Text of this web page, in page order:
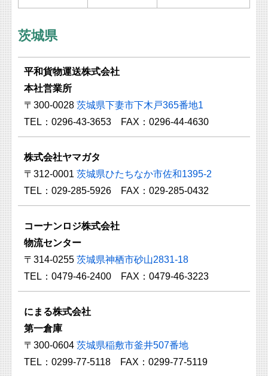
茨城県
平和貨物運送株式会社
本社営業所
〒300-0028 茨城県下妻市下木戸365番地1
TEL：0296-43-3653 FAX：0296-44-4630
株式会社ヤマガタ
〒312-0001 茨城県ひたちなか市佐和1395-2
TEL：029-285-5926 FAX：029-285-0432
コーナンロジ株式会社
物流センター
〒314-0255 茨城県神栖市砂山2831-18
TEL：0479-46-2400 FAX：0479-46-3223
にまる株式会社
第一倉庫
〒300-0604 茨城県稲敷市釜井507番地
TEL：0299-77-5118 FAX：0299-77-5119